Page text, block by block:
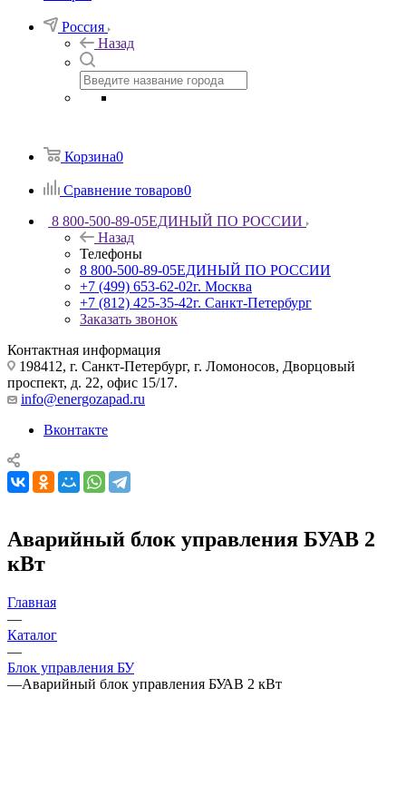
Россия
Назад
Корзина0
Сравнение товаров0
8 800-500-89-05ЕДИНЫЙ ПО РОССИИ
Назад
Телефоны
8 800-500-89-05ЕДИНЫЙ ПО РОССИИ
+7 (499) 653-62-02г. Москва
+7 (812) 425-35-42г. Санкт-Петербург
Заказать звонок
Контактная информация
198412, г. Санкт-Петербург, г. Ломоносов, Дворцовый
проспект, д. 22, офис 15/17.
info@energozapad.ru
Вконтакте
Аварийный блок управления БУАВ 2
кВт
Главная
—
Каталог
—
Блок управления БУ
—Аварийный блок управления БУАВ 2 кВт